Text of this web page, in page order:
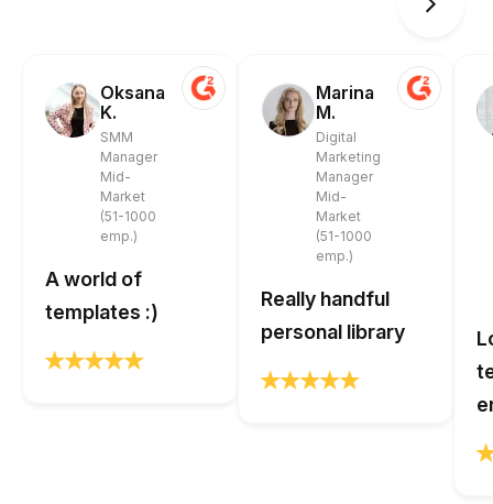
Oksana
K.
SMM
Manager
Mid-
Market
(51-1000
emp.)
A world of
templates :)
Marina
M.
Digital
Marketing
Manager
Mid-
Market
(51-1000
emp.)
Really handful
personal library